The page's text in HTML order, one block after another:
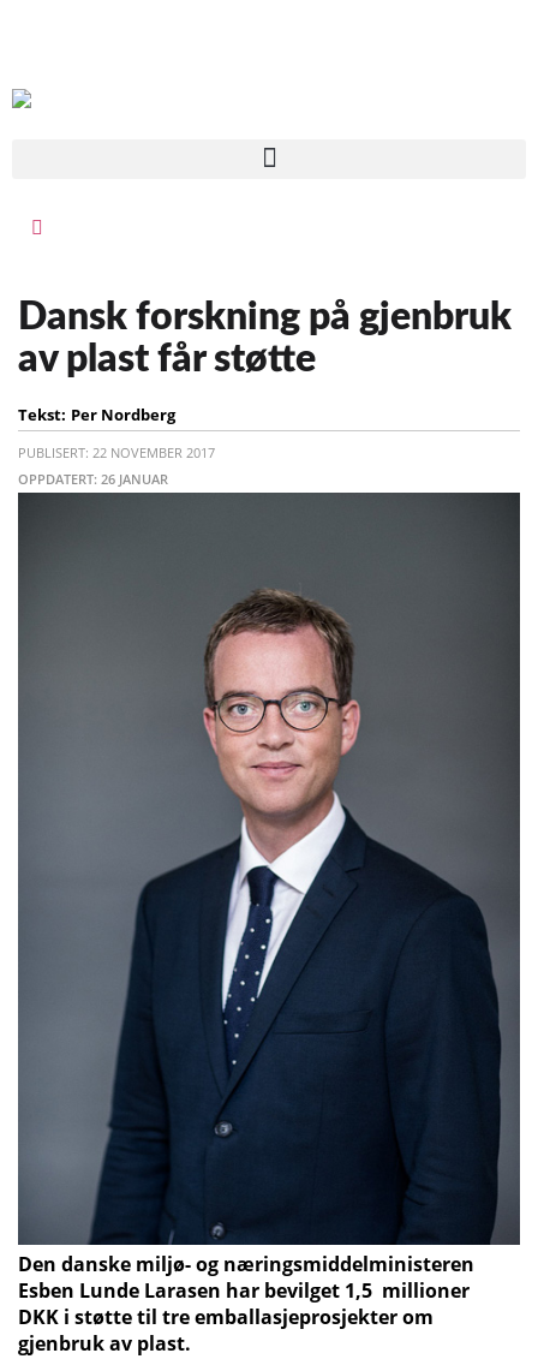
Dansk forskning på gjenbruk
av plast får støtte
Tekst: Per Nordberg
PUBLISERT: 22 NOVEMBER 2017
OPPDATERT: 26 JANUAR
Den danske miljø- og næringsmiddelministeren
Esben Lunde Larasen har bevilget 1,5 millioner
DKK i støtte til tre emballasjeprosjekter om
gjenbruk av plast.